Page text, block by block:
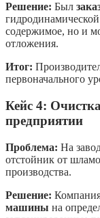
Решение: Был
содержимое, но и
отложения.
Итог:
первоначального
Кейс 4:
предприятии
Проблема: На
отстойник от
производства.
Решение:
машины на